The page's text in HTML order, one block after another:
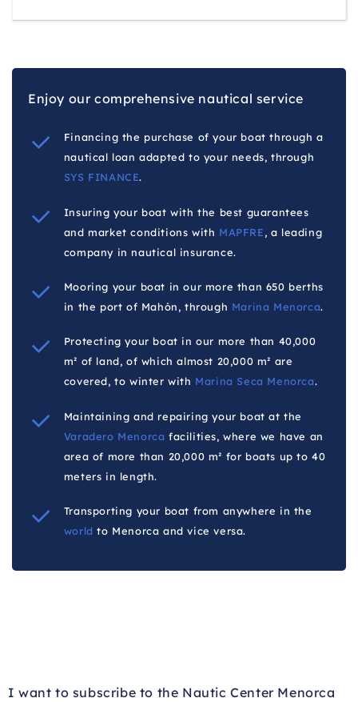
Enjoy our comprehensive nautical service
Financing the purchase of your boat through a
nautical loan adapted to your needs, through
SYS FINANCE.
Insuring your boat with the best guarantees
and market conditions with MAPFRE, a leading
company in nautical insurance.
Mooring your boat in our more than 650 berths
in the port of Mahón, through Marina Menorca.
Protecting your boat in our more than 40,000
m² of land, of which almost 20,000 m² are
covered, to winter with Marina Seca Menorca.
Maintaining and repairing your boat at the
Varadero Menorca facilities, where we have an
area of more than 20,000 m² for boats up to 40
meters in length.
Transporting your boat from anywhere in the
worldto Menorca and vice versa.
I want to subscribe to the Nautic Center Menorca